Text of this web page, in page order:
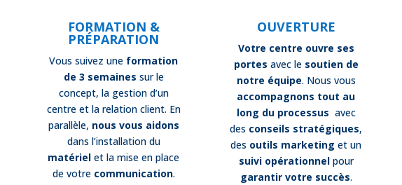
FORMATION &
PRÉPARATION
Vous suivez une formation
de 3 semaines sur le
concept, la gestion d’un
centre et la relation client. En
parallèle, nous vous aidons
dans l’installation du
matériel et la mise en place
de votrecommunication.
OUVERTURE
Votre centre ouvre ses
portes avec le soutien de
notre équipe. Nous vous
accompagnons tout au
long du processus avec
des conseils stratégiques,
des outils marketing et un
suivi opérationnelpour
garantir votre succès.